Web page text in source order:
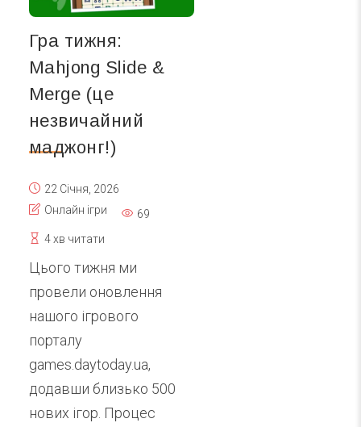
Гра тижня:
Mahjong Slide &
Merge (це
незвичайний
маджонг!)
22 Січня, 2026
Онлайн ігри
69
4 хв читати
Цього тижня ми
провели оновлення
нашого ігрового
порталу
games.daytoday.ua,
додавши близько 500
нових ігор. Процес